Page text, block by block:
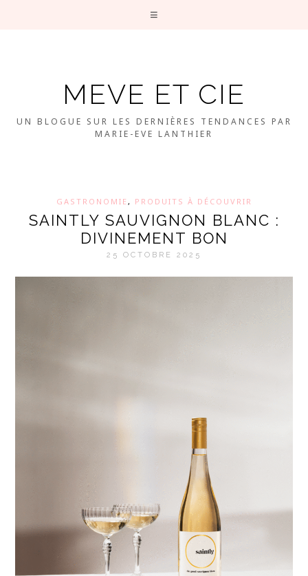
MEVE ET CIE
UN BLOGUE SUR LES DERNIÈRES TENDANCES PAR
MARIE-EVE LANTHIER
GASTRONOMIE, PRODUITS À DÉCOUVRIR
SAINTLY SAUVIGNON BLANC :
DIVINEMENT BON
25 OCTOBRE 2025